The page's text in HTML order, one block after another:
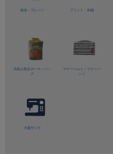
無地・プレーン プリント・刺繍
消臭お散歩ポーチ／バッ
グ
マナーベルト／ マナーパ
ンツ
犬服作り方